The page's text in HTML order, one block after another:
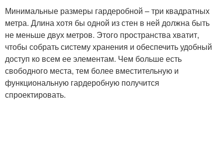
Минимальные размеры гардеробной – три квадратных
метра. Длина хотя бы одной из стен в ней должна быть
не меньше двух метров. Этого пространства хватит,
чтобы собрать систему хранения и обеспечить удобный
доступ ко всем ее элементам. Чем больше есть
свободного места, тем более вместительную и
функциональную гардеробную получится
спроектировать.